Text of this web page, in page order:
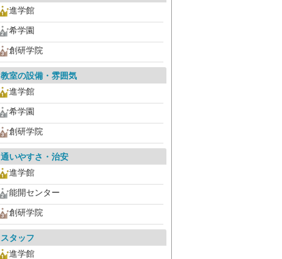
進学館
希学園
創研学院
教室の設備・雰囲気
進学館
希学園
創研学院
通いやすさ・治安
進学館
能開センター
創研学院
スタッフ
進学館